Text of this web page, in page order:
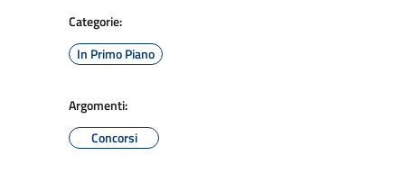
Categorie:
In Primo Piano
Argomenti:
Concorsi